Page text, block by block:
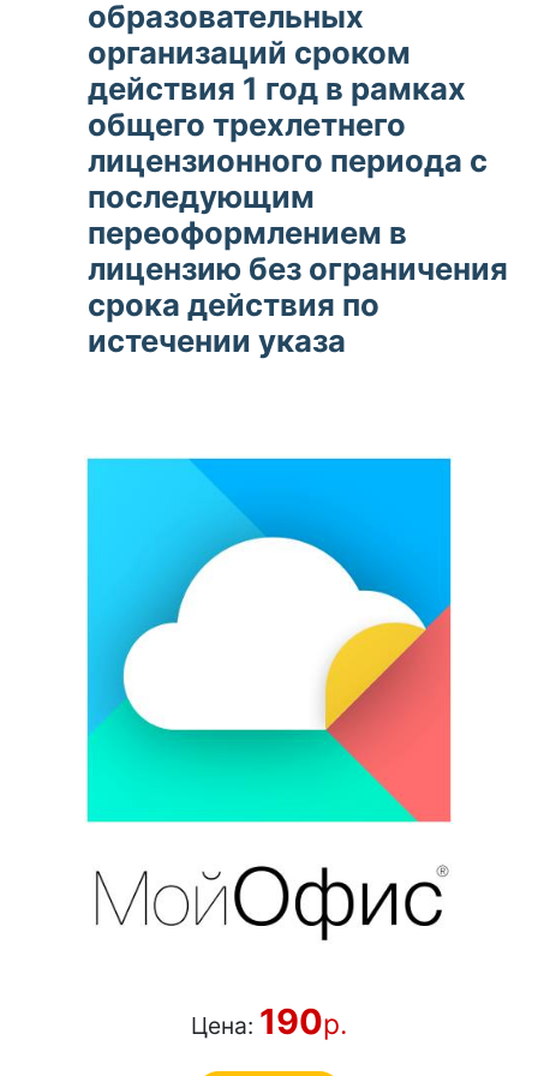
образовательных
организаций сроком
действия 1 год в рамках
общего трехлетнего
лицензионного периода с
последующим
переоформлением в
лицензию без ограничения
срока действия по
истечении указа
Цена: 190р.